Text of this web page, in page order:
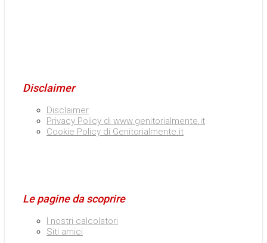
Disclaimer
Disclaimer
Privacy Policy di www.genitorialmente.it
Cookie Policy di Genitorialmente.it
Le pagine da scoprire
I nostri calcolatori
Siti amici